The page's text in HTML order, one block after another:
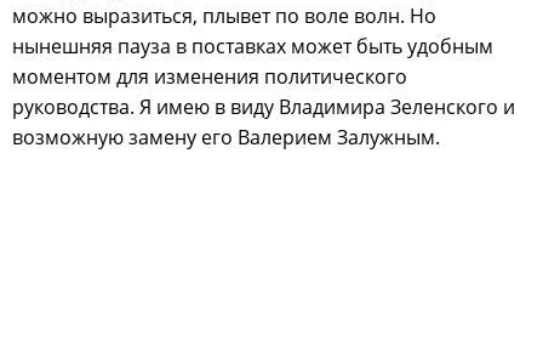
можно выразиться, плывет по воле волн. Но
нынешняя пауза в поставках может быть удобным
моментом для изменения политического
руководства. Я имею в виду Владимира Зеленского и
возможную замену его Валерием Залужным.